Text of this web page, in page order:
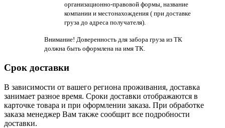
организационно-правовой формы, название
компании и местонахождения ( при доставке
груза до адреса получателя).
Внимание! Доверенность для забора груза из ТК
должна быть оформлена на имя ТК.
Срок доставки
В зависимости от вашего региона проживания, доставка
занимает разное время. Сроки доставки отображаются в
карточке товара и при оформлении заказа. При обработке
заказа менеджер Вам также сообщит все подробности
доставки.